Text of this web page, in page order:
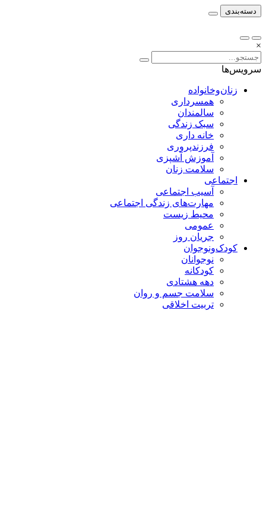
دسته‌بندی
×
سرویس‌ها
زنان‌وخانواده
همسرداری
سالمندان
سبک زندگی
خانه داری
فرزندپروری
آموزش آشپزی
سلامت زنان
اجتماعی
آسیب اجتماعی
مهارت‌های زندگی اجتماعی
محیط زیست
عمومی
جریان روز
کودک‌ونوجوان
نوجوانان
کودکانه
دهه هشتادی
سلامت جسم و روان
تربیت اخلاقی